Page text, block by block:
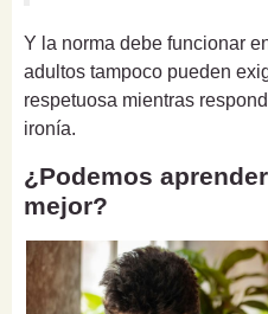
Y la norma debe funcionar
adultos tampoco pueden
respetuosa mientras
ironía.
¿Podemos
mejor?